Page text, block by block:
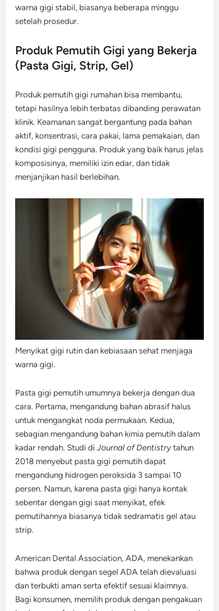
warna gigi stabil, biasanya beberapa minggu
setelah prosedur.
Produk Pemutih Gigi yang Bekerja
(Pasta Gigi, Strip, Gel)
Produk pemutih gigi rumahan bisa membantu,
tetapi hasilnya lebih terbatas dibanding perawatan
klinik. Keamanan sangat bergantung pada bahan
aktif, konsentrasi, cara pakai, lama pemakaian, dan
kondisi gigi pengguna. Produk yang baik harus jelas
komposisinya, memiliki izin edar, dan tidak
menjanjikan hasil berlebihan.
Menyikat gigi rutin dan kebiasaan sehat menjaga
warna gigi.
Pasta gigi pemutih umumnya bekerja dengan dua
cara. Pertama, mengandung bahan abrasif halus
untuk mengangkat noda permukaan. Kedua,
sebagian mengandung bahan kimia pemutih dalam
kadar rendah. Studi diJournal of Dentistrytahun
2018 menyebut pasta gigi pemutih dapat
mengandung hidrogen peroksida 3 sampai 10
persen. Namun, karena pasta gigi hanya kontak
sebentar dengan gigi saat menyikat, efek
pemutihannya biasanya tidak sedramatis gel atau
strip.
American Dental Association, ADA, menekankan
bahwa produk dengan segel ADA telah dievaluasi
dan terbukti aman serta efektif sesuai klaimnya.
Bagi konsumen, memilih produk dengan pengakuan